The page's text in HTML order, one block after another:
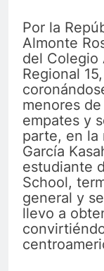
Por la
Almonte
del Colegio
Regional
menores
empates y
parte, en la
García
estudiante
School,
general y
llevo a